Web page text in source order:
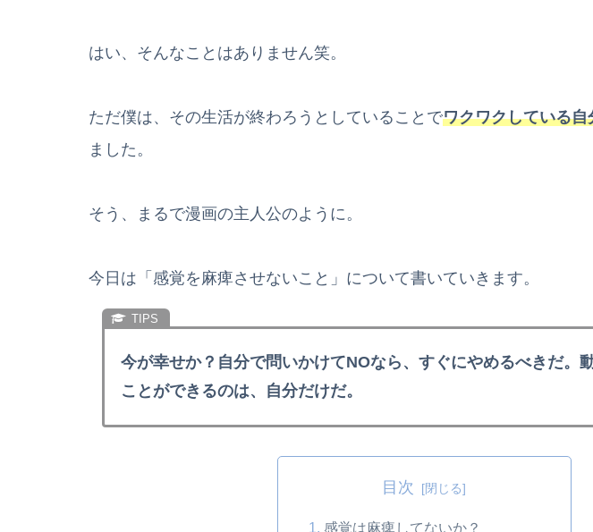
はい、そんなことはありません笑。
ただ僕は、その生活が終わろうとしていることでワクワクしている自
ました。
そう、まるで漫画の主人公のように。
今日は「感覚を麻痺させないこと」について書いていきます。
今が幸せか？自分で問いかけてNOなら、すぐにやめるべきだ。
ことができるのは、自分だけだ。
目次
感覚は麻痺してないか？